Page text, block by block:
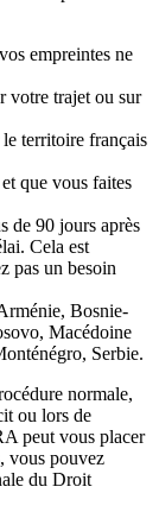
empreintes ne
votre trajet ou sur
territoire français
que vous faites
de 90 jours après
Cela est
pas un besoin
Bosnie-
Macédoine
Serbie.
normale,
ou lors de
peut vous placer
vous pouvez
du Droit